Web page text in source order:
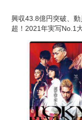
興収43.8億円突破、動
超！2021年実写No.1
れないものを守るため
ベンジが今始まる――